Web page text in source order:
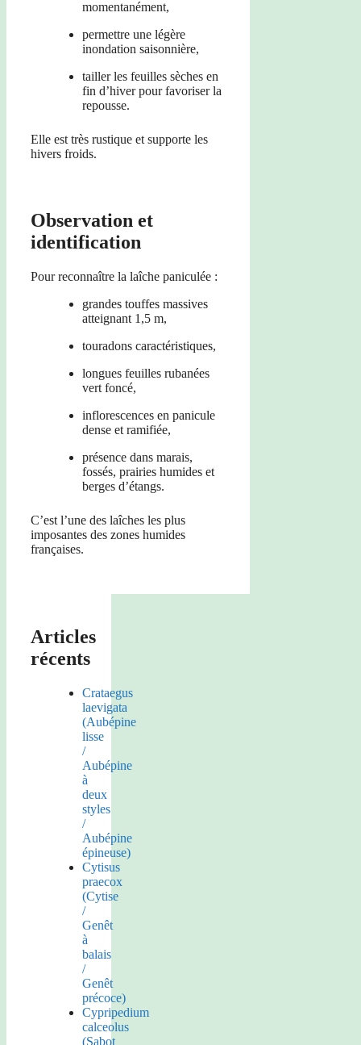
momentanément,
permettre une légère
inondation saisonnière,
tailler les feuilles sèches en
fin d’hiver pour favoriser la
repousse.
Elle est très rustique et supporte les
hivers froids.
Observation et
identification
Pour reconnaître la laîche paniculée :
grandes touffes massives
atteignant 1,5 m,
touradons caractéristiques,
longues feuilles rubanées
vert foncé,
inflorescences en panicule
dense et ramifiée,
présence dans marais,
fossés, prairies humides et
berges d’étangs.
C’est l’une des laîches les plus
imposantes des zones humides
françaises.
Articles
récents
Crataegus
laevigata
(Aubépine
lisse
/
Aubépine
à
deux
styles
/
Aubépine
épineuse)
Cytisus
praecox
(Cytise
/
Genêt
à
balais
/
Genêt
précoce)
Cypripedium
calceolus
(Sabot